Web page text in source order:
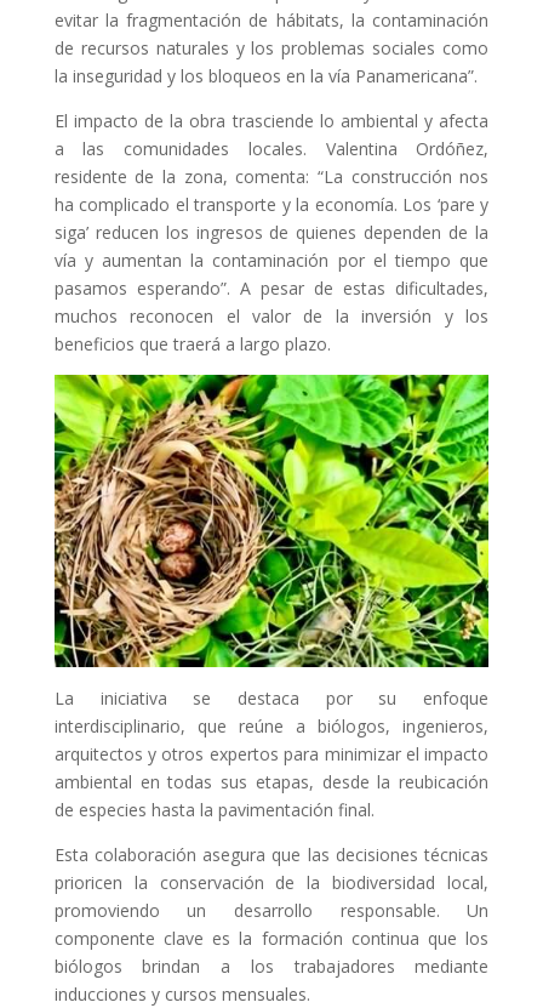
evitar la fragmentación de hábitats, la contaminación
de recursos naturales y los problemas sociales como
la inseguridad y los bloqueos en la vía Panamericana”.
El impacto de la obra trasciende lo ambiental y afecta
a las comunidades locales. Valentina Ordóñez,
residente de la zona, comenta: “La construcción nos
ha complicado el transporte y la economía. Los ‘pare y
siga’ reducen los ingresos de quienes dependen de la
vía y aumentan la contaminación por el tiempo que
pasamos esperando”. A pesar de estas dificultades,
muchos reconocen el valor de la inversión y los
beneficios que traerá a largo plazo.
La iniciativa se destaca por su enfoque
interdisciplinario, que reúne a biólogos, ingenieros,
arquitectos y otros expertos para minimizar el impacto
ambiental en todas sus etapas, desde la reubicación
de especies hasta la pavimentación final.
Esta colaboración asegura que las decisiones técnicas
prioricen la conservación de la biodiversidad local,
promoviendo un desarrollo responsable. Un
componente clave es la formación continua que los
biólogos brindan a los trabajadores mediante
inducciones y cursos mensuales.